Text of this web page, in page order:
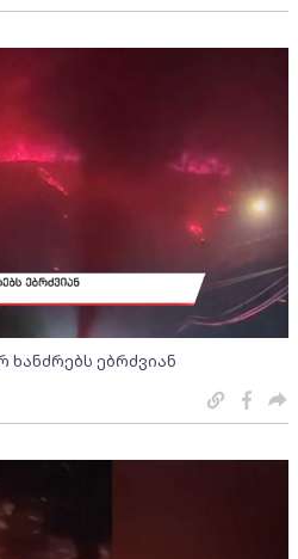
ხანძრებს ებრძვიან